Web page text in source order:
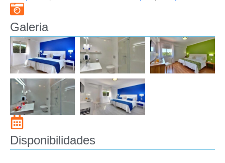
Galeria
Disponibilidades